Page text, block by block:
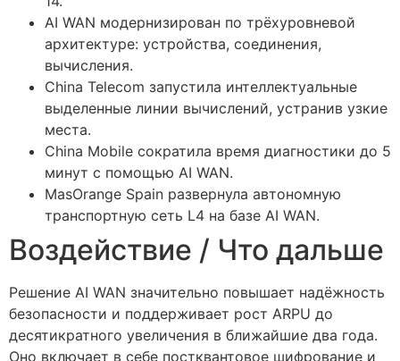
AI WAN модернизирован по трёхуровневой
архитектуре: устройства, соединения,
вычисления.
China Telecom запустила интеллектуальные
выделенные линии вычислений, устранив узкие
места.
China Mobile сократила время диагностики до 5
минут с помощью AI WAN.
MasOrange Spain развернула автономную
транспортную сеть L4 на базе AI WAN.
Воздействие / Что дальше
Решение AI WAN значительно повышает надёжность
безопасности и поддерживает рост ARPU до
десятикратного увеличения в ближайшие два года.
Оно включает в себе постквантовое шифрование и